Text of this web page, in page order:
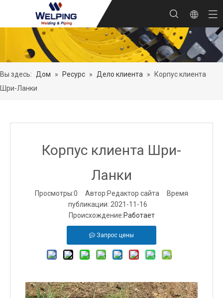
Вы здесь: Дом » Ресурс » Дело клиента »
Корпус клиента
Шри-Ланки
Корпус клиента Шри-
Ланки
Просмотры:0 Автор:Pедактор сайта Время
публикации: 2021-11-16
Происхождение:Работает
Запрос цены